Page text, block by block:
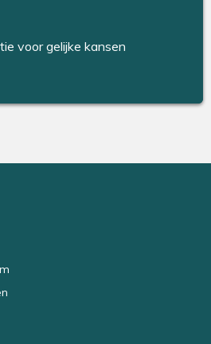
voor gelijke kansen